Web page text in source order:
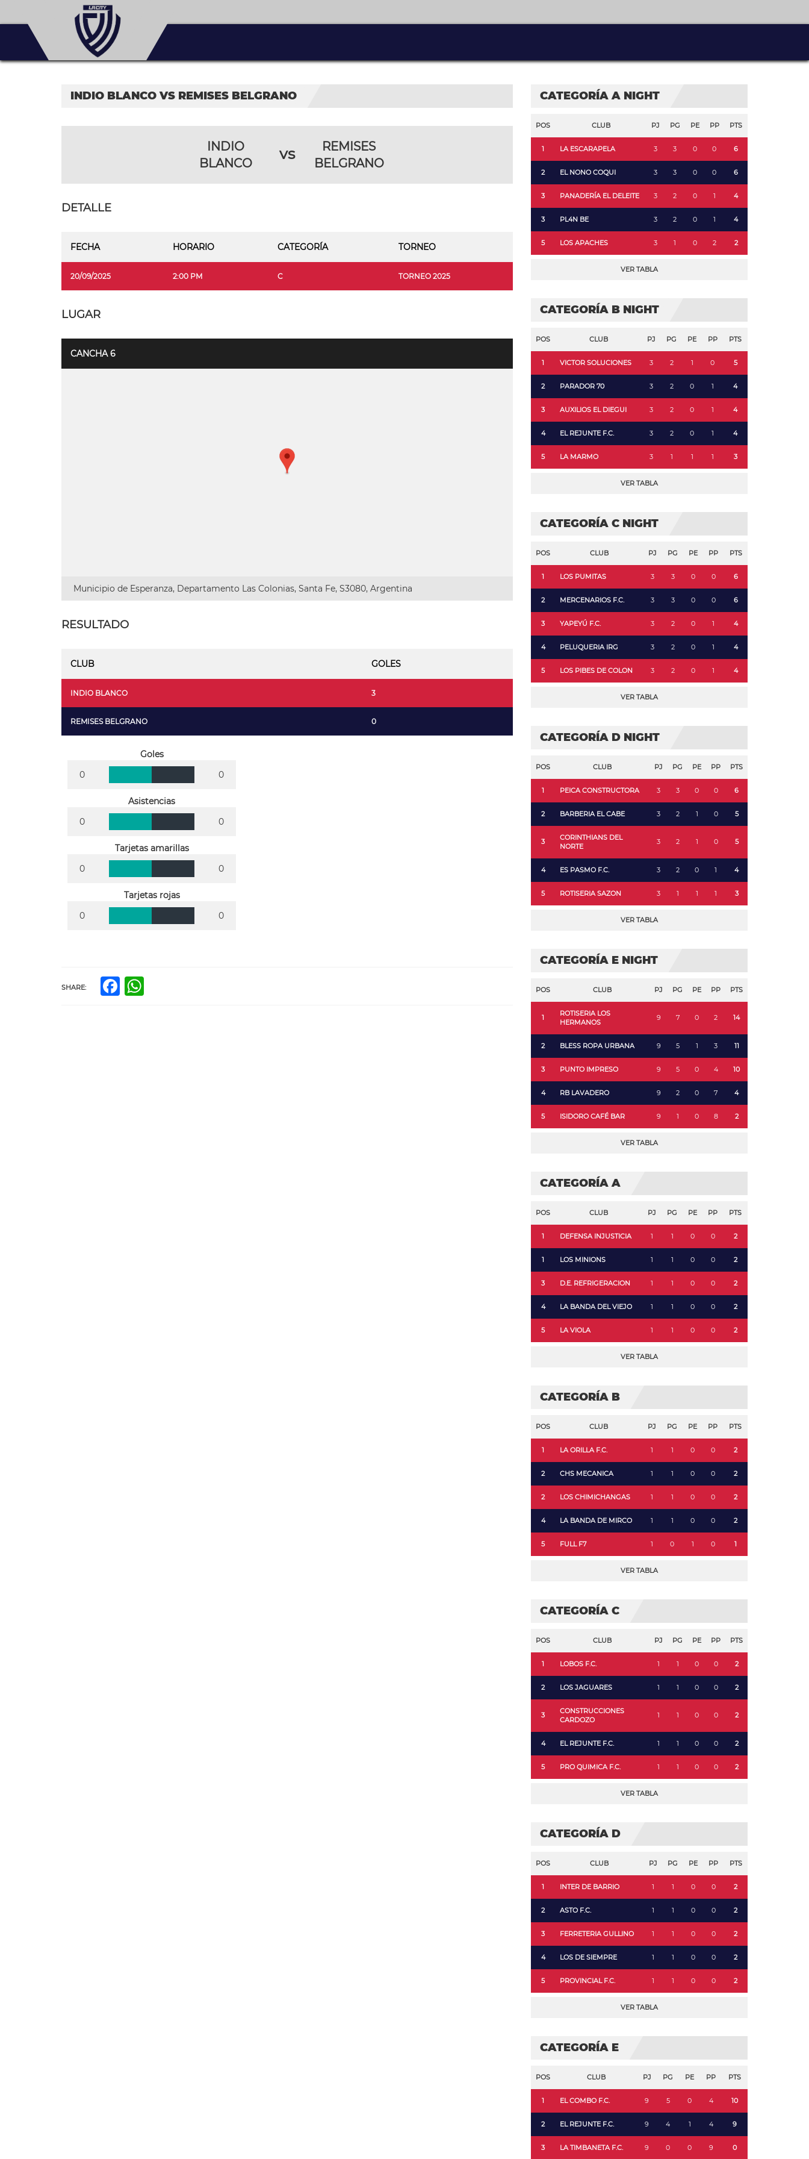
INDIO BLANCO VS REMISES BELGRANO
INDIO
BLANCO
vs
REMISES
BELGRANO
DETALLE
FECHA HORARIO CATEGORÍA TORNEO
20/09/2025 2:00 PM C TORNEO 2025
LUGAR
CANCHA 6
Municipio de Esperanza, Departamento Las Colonias, Santa Fe, S3080, Argentina
RESULTADO
CLUB GOLES
INDIO BLANCO 3
REMISES BELGRANO 0
Goles
0
0
Asistencias
0
0
Tarjetas amarillas
0
0
Tarjetas rojas
0
0
SHARE: Facebook
CATEGORÍA A NIGHT
POS CLUB PJ PG PE PP PTS
1 LA ESCARAPELA 3 3 0 0 6
2 EL NONO COQUI 3 3 0 0 6
3 PANADERÍA EL DELEITE 3 2 0 1 4
3 PL4N BE 3 2 0 1 4
5 LOS APACHES 3 1 0 2 2
VER TABLA
CATEGORÍA B NIGHT
POS CLUB PJ PG PE PP PTS
1 VICTOR SOLUCIONES 3 2 1 0 5
2 PARADOR 70 3 2 0 1 4
3 AUXILIOS EL DIEGUI 3 2 0 1 4
4 EL REJUNTE F.C. 3 2 0 1 4
5 LA MARMO 3 1 1 1 3
VER TABLA
CATEGORÍA C NIGHT
POS CLUB PJ PG PE PP PTS
1 LOS PUMITAS 3 3 0 0 6
2 MERCENARIOS F.C. 3 3 0 0 6
3 YAPEYÚ F.C. 3 2 0 1 4
4 PELUQUERIA IRG 3 2 0 1 4
5 LOS PIBES DE COLON 3 2 0 1 4
VER TABLA
CATEGORÍA D NIGHT
POS CLUB PJ PG PE PP PTS
1 PEICA CONSTRUCTORA 3 3 0 0 6
2 BARBERIA EL CABE 3 2 1 0 5
3
CORINTHIANS DEL
NORTE
3 2 1 0 5
4 ES PASMO F.C. 3 2 0 1 4
5 ROTISERIA SAZON 3 1 1 1 3
VER TABLA
CATEGORÍA E NIGHT
POS CLUB PJ PG PE PP PTS
1
ROTISERIA LOS
HERMANOS
9 7 0 2 14
2 BLESS ROPA URBANA 9 5 1 3 11
3 PUNTO IMPRESO 9 5 0 4 10
4 RB LAVADERO 9 2 0 7 4
5 ISIDORO CAFÉ BAR 9 1 0 8 2
VER TABLA
CATEGORÍA A
POS CLUB PJ PG PE PP PTS
1 DEFENSA INJUSTICIA 1 1 0 0 2
1 LOS MINIONS 1 1 0 0 2
3 D.E. REFRIGERACION 1 1 0 0 2
4 LA BANDA DEL VIEJO 1 1 0 0 2
5 LA VIOLA 1 1 0 0 2
VER TABLA
CATEGORÍA B
POS CLUB PJ PG PE PP PTS
1 LA ORILLA F.C. 1 1 0 0 2
2 CHS MECANICA 1 1 0 0 2
2 LOS CHIMICHANGAS 1 1 0 0 2
4 LA BANDA DE MIRCO 1 1 0 0 2
5 FULL F7 1 0 1 0 1
VER TABLA
CATEGORÍA C
POS CLUB PJ PG PE PP PTS
1 LOBOS F.C. 1 1 0 0 2
2 LOS JAGUARES 1 1 0 0 2
3
CONSTRUCCIONES
CARDOZO
1 1 0 0 2
4 EL REJUNTE F.C. 1 1 0 0 2
5 PRO QUIMICA F.C. 1 1 0 0 2
VER TABLA
CATEGORÍA D
POS CLUB PJ PG PE PP PTS
1 INTER DE BARRIO 1 1 0 0 2
2 ASTO F.C. 1 1 0 0 2
3 FERRETERIA GULLINO 1 1 0 0 2
4 LOS DE SIEMPRE 1 1 0 0 2
5 PROVINCIAL F.C. 1 1 0 0 2
VER TABLA
CATEGORÍA E
POS CLUB PJ PG PE PP PTS
1 EL COMBO F.C. 9 5 0 4 10
2 EL REJUNTE F.C. 9 4 1 4 9
3 LA TIMBANETA F.C. 9 0 0 9 0